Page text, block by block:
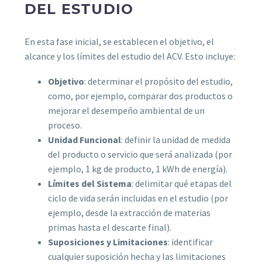
DEL ESTUDIO
En esta fase inicial, se establecen el objetivo, el
alcance y los límites del estudio del ACV. Esto incluye:
Objetivo: determinar el propósito del estudio,
como, por ejemplo, comparar dos productos o
mejorar el desempeño ambiental de un
proceso.
Unidad Funcional: definir la unidad de medida
del producto o servicio que será analizada (por
ejemplo, 1 kg de producto, 1 kWh de energía).
Límites del Sistema: delimitar qué etapas del
ciclo de vida serán incluidas en el estudio (por
ejemplo, desde la extracción de materias
primas hasta el descarte final).
Suposiciones y Limitaciones: identificar
cualquier suposición hecha y las limitaciones